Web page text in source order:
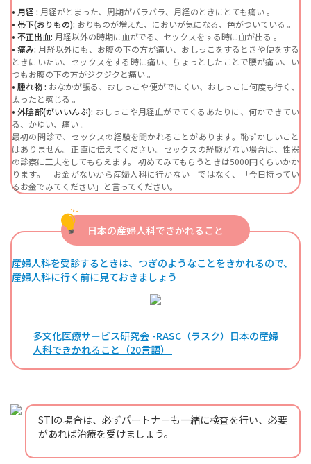
• 月経 : 月経がとまった、周期がバラバラ、月経のときにとても痛い 。
• 帯下(おりもの): おりものが増えた、においが気になる、色がついている 。
• 不正出血: 月経以外の時期に血がでる、セックスをする時に血が出る 。
• 痛み: 月経以外にも、お腹の下の方が痛い、おしっこをするときや便をする
ときにいたい、セックスをする時に痛い、ちょっとしたことで腰が痛い、い
つもお腹の下の方がジクジクと痛い 。
• 腫れ物 : おなかが張る、おしっこや便がでにくい、おしっこに何度も行く、
太ったと感じる 。
• 外陰部(がいいんぶ): おしっこや月経血がでてくるあたりに、何かできてい
る、かゆい、痛い 。
最初の問診で、セックスの経験を聞かれることがあります。恥ずかしいこと
はありません。正直に伝えてください。セックスの経験がない場合は、性器
の診察に工夫をしてもらえます。 初めてみてもらうときは5000円くらいかか
ります。「お金がないから産婦人科に行かない」ではなく、「今日持ってい
るお金でみてください」と言ってください。
日本の産婦人科できかれること
産婦人科を受診するときは、つぎのようなことをきかれるので、
産婦人科に行く前に見ておきましょう
多文化医療サービス研究会 -RASC（ラスク）日本の産婦
人科できかれること（20言語）
STIの場合は、必ずパートナーも一緒に検査を行い、必要
があれば治療を受けましょう。